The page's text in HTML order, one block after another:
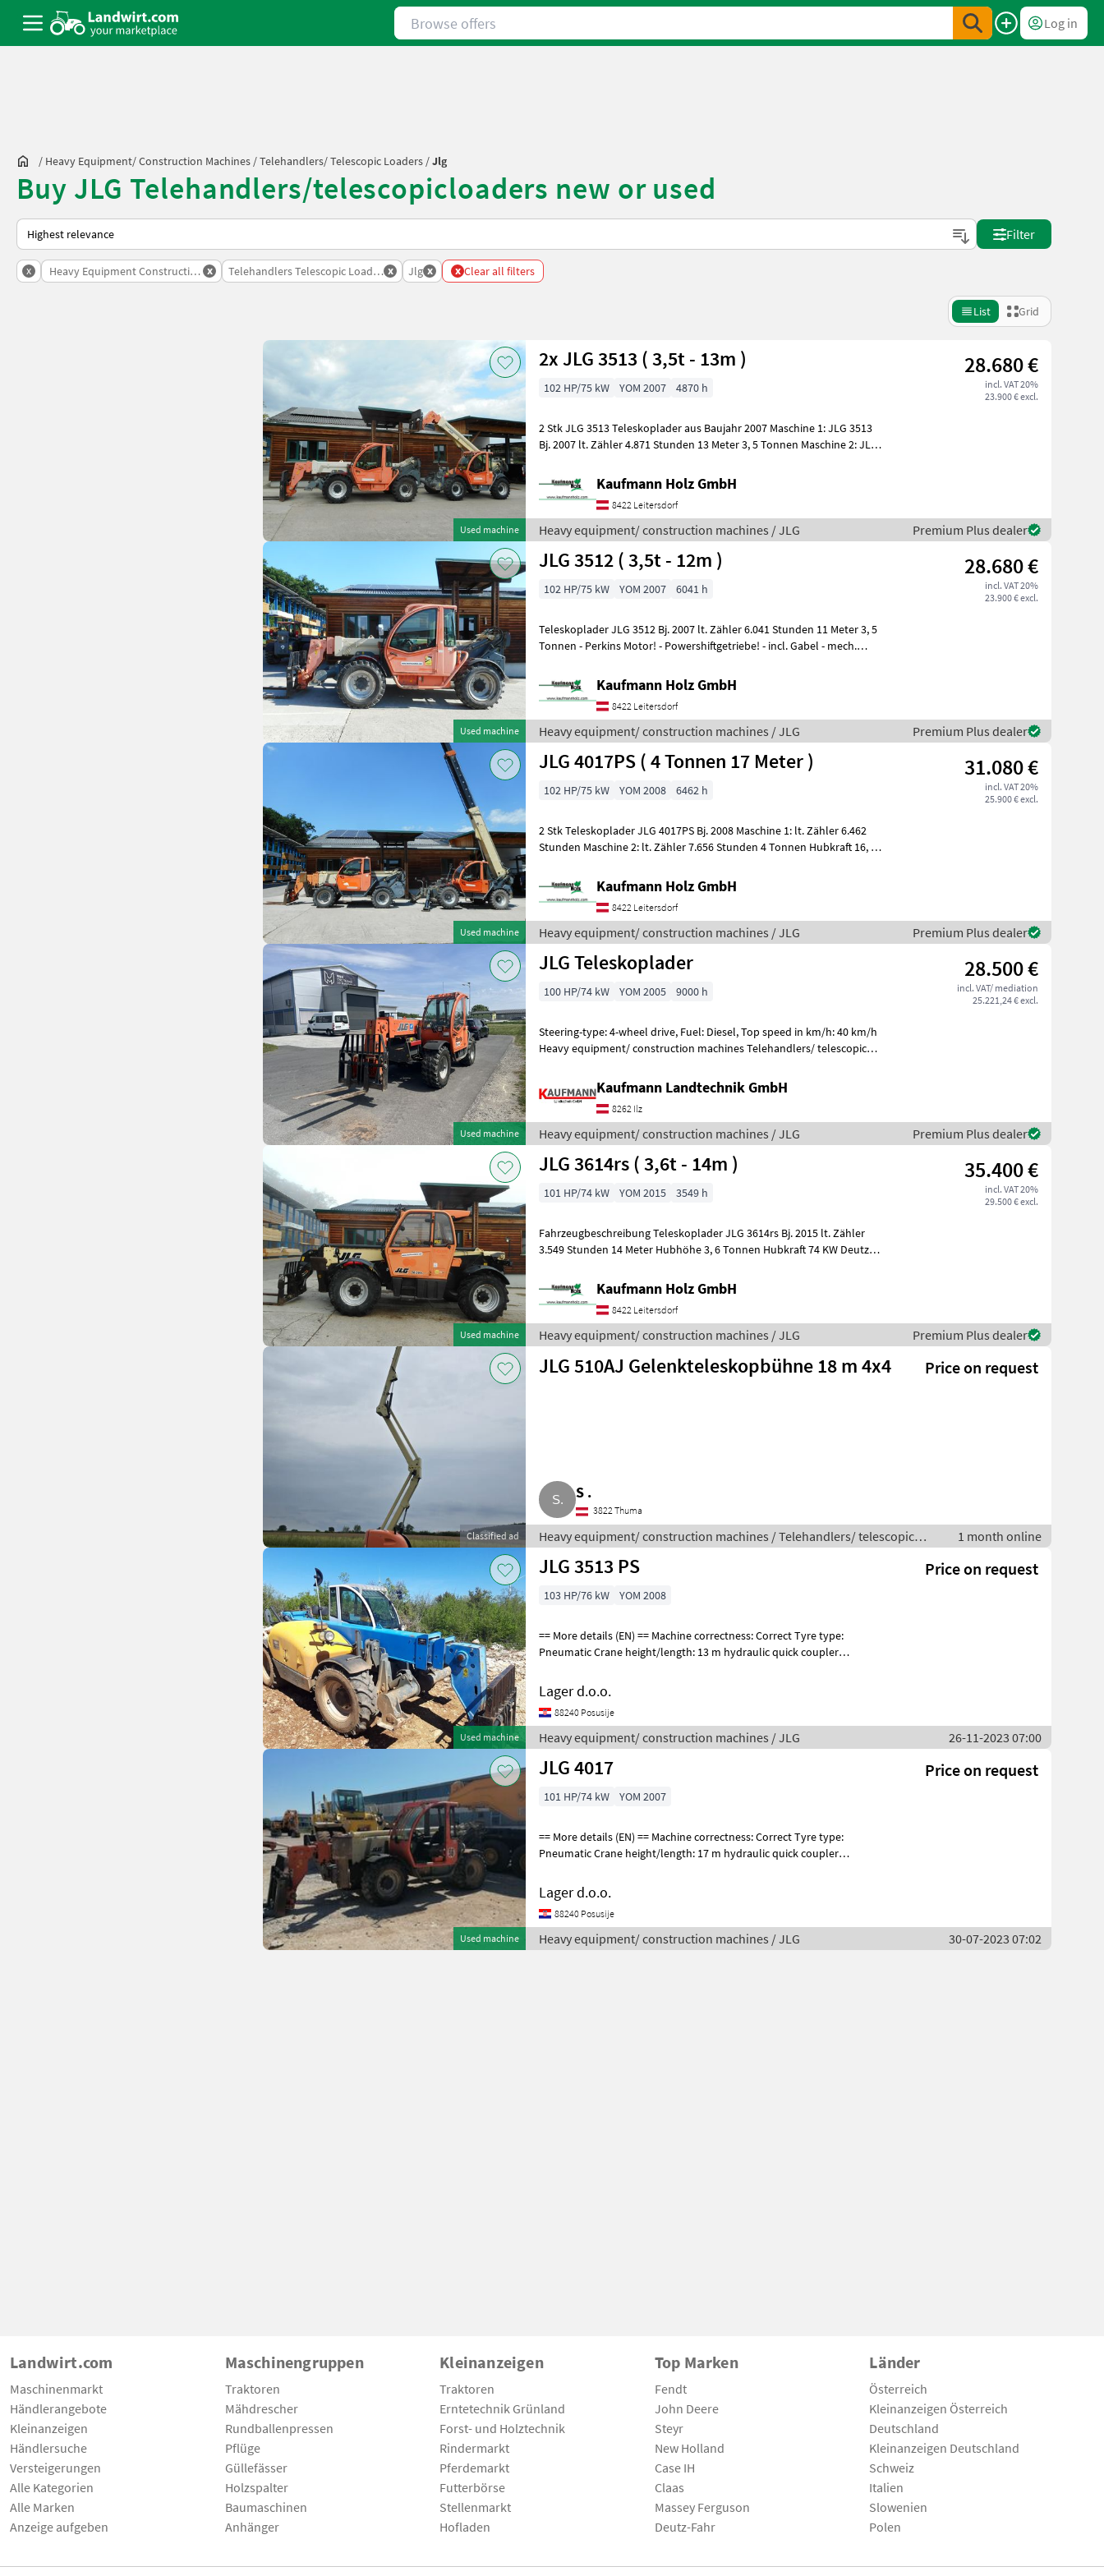
Browse offers
Log in
/ Heavy Equipment/ Construction Machines /Telehandlers/ Telescopic Loaders /Jlg
Buy JLG Telehandlers/telescopicloaders new or used
This is how sorting works on Landwirt.com
Filter
x Heavy Equipment Construction Machines
x Telehandlers Telescopic Loadersx Jlg x x Clear all filters
List Grid
Used machine
2x JLG 3513 ( 3,5t - 13m ) 28.680 €
incl. VAT 20%
23.900 € excl.
102 HP/75 kW YOM 2007 4870 h
2 Stk JLG 3513 Teleskoplader aus Baujahr 2007 Maschine 1: JLG 3513
Bj. 2007 lt. Zähler 4.871 Stunden 13 Meter 3, 5 Tonnen Maschine 2: JLG
Kaufmann Holz GmbH
8422 Leitersdorf
Heavy equipment/ construction machines / JLG Premium Plus dealer
Used machine
JLG 3512 ( 3,5t - 12m ) 28.680 €
incl. VAT 20%
23.900 € excl.
102 HP/75 kW YOM 2007 6041 h
Teleskoplader JLG 3512 Bj. 2007 lt. Zähler 6.041 Stunden 11 Meter 3, 5
Tonnen - Perkins Motor! - Powershiftgetriebe! - incl. Gabel - mech.
Kaufmann Holz GmbH
8422 Leitersdorf
Heavy equipment/ construction machines / JLG Premium Plus dealer
Used machine
JLG 4017PS ( 4 Tonnen 17 Meter ) 31.080 €
incl. VAT 20%
25.900 € excl.
102 HP/75 kW YOM 2008 6462 h
2 Stk Teleskoplader JLG 4017PS Bj. 2008 Maschine 1: lt. Zähler 6.462
Stunden Maschine 2: lt. Zähler 7.656 Stunden 4 Tonnen Hubkraft 16, 7
Kaufmann Holz GmbH
8422 Leitersdorf
Heavy equipment/ construction machines / JLG Premium Plus dealer
Used machine
JLG Teleskoplader 28.500 €
incl. VAT/ mediation
25.221,24 € excl.
100 HP/74 kW YOM 2005 9000 h
Steering-type: 4-wheel drive, Fuel: Diesel, Top speed in km/h: 40 km/h
Heavy equipment/ construction machines Telehandlers/ telescopic
Kaufmann Landtechnik GmbH
8262 Ilz
Heavy equipment/ construction machines / JLG Premium Plus dealer
Used machine
JLG 3614rs ( 3,6t - 14m ) 35.400 €
incl. VAT 20%
29.500 € excl.
101 HP/74 kW YOM 2015 3549 h
Fahrzeugbeschreibung Teleskoplader JLG 3614rs Bj. 2015 lt. Zähler
3.549 Stunden 14 Meter Hubhöhe 3, 6 Tonnen Hubkraft 74 KW Deutz
Kaufmann Holz GmbH
8422 Leitersdorf
Heavy equipment/ construction machines / JLG Premium Plus dealer
Classified ad
JLG 510AJ Gelenkteleskopbühne 18 m 4x4 Price on request
S .
3822 Thuma
Heavy equipment/ construction machines / Telehandlers/ telescopic
loaders
1 month online
Used machine
JLG 3513 PS Price on request
103 HP/76 kW YOM 2008
== More details (EN) == Machine correctness: Correct Tyre type:
Pneumatic Crane height/length: 13 m hydraulic quick coupler
Lager d.o.o.
88240 Posusije
Heavy equipment/ construction machines / JLG 26-11-2023 07:00
Used machine
JLG 4017 Price on request
101 HP/74 kW YOM 2007
== More details (EN) == Machine correctness: Correct Tyre type:
Pneumatic Crane height/length: 17 m hydraulic quick coupler
Lager d.o.o.
88240 Posusije
Heavy equipment/ construction machines / JLG 30-07-2023 07:02
Landwirt.com
Maschinenmarkt
Händlerangebote
Kleinanzeigen
Händlersuche
Versteigerungen
Alle Kategorien
Alle Marken
Anzeige aufgeben
Maschinengruppen
Traktoren
Mähdrescher
Rundballenpressen
Pflüge
Güllefässer
Holzspalter
Baumaschinen
Anhänger
Kleinanzeigen
Traktoren
Erntetechnik Grünland
Forst- und Holztechnik
Rindermarkt
Pferdemarkt
Futterbörse
Stellenmarkt
Hofladen
Top Marken
Fendt
John Deere
Steyr
New Holland
Case IH
Claas
Massey Ferguson
Deutz-Fahr
Länder
Österreich
Kleinanzeigen Österreich
Deutschland
Kleinanzeigen Deutschland
Schweiz
Italien
Slowenien
Polen